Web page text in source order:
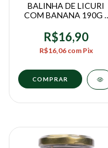
BALINHA DE LICURI
COM BANANA 190G -
R$16,90
R$16,06 com Pix